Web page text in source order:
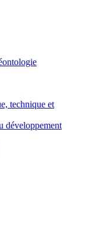
technique et
développement